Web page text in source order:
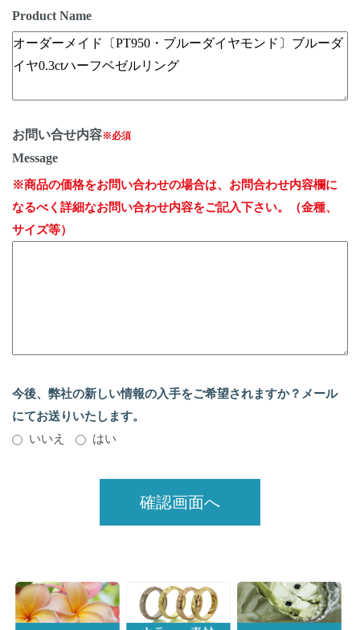
Product Name
お問い合せ内容※必須
Message
※商品の価格をお問い合わせの場合は、お問合わせ内容欄に
なるべく詳細なお問い合わせ内容をご記入下さい。（金種、
サイズ等）
今後、弊社の新しい情報の入手をご希望されますか？メール
にてお送りいたします。
いいえ
はい
確認画面へ